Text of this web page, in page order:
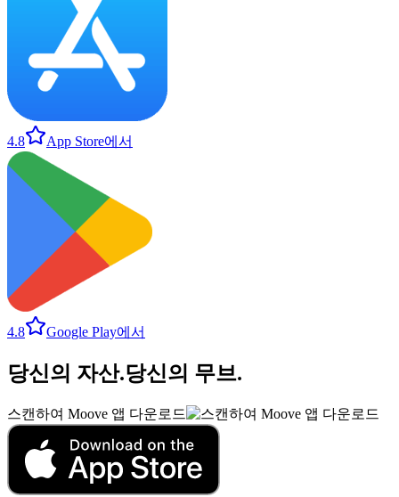
4.8 App Store에서
4.8 Google Play에서
당신의 자산.당신의 무브.
스캔하여 Moove 앱 다운로드